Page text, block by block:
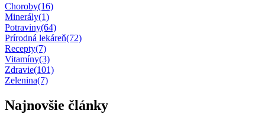
Choroby(16)
Minerály(1)
Potraviny(64)
Prírodná lekáreň(72)
Recepty(7)
Vitamíny(3)
Zdravie(101)
Zelenina(7)
Najnovšie články